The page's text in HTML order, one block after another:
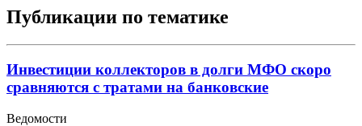
Публикации по тематике
Инвестиции коллекторов в долги МФО скоро
сравняются с тратами на банковские
Ведомости